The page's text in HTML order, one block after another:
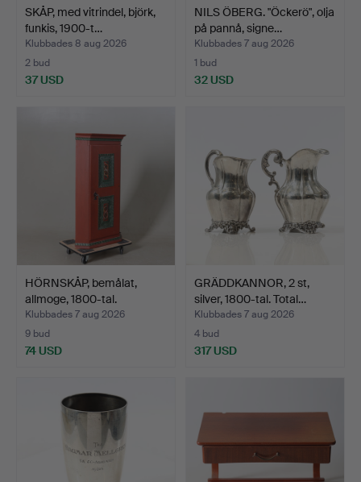
SKÅP, med vitrindel, björk,
funkis, 1900-t…
Klubbades 8 aug 2026
2 bud
37 USD
NILS ÖBERG. "Öckerö", olja
på pannå, signe…
Klubbades 7 aug 2026
1 bud
32 USD
HÖRNSKÅP, bemålat,
allmoge, 1800-tal.
Klubbades 7 aug 2026
9 bud
74 USD
GRÄDDKANNOR, 2 st,
silver, 1800-tal. Total…
Klubbades 7 aug 2026
4 bud
317 USD